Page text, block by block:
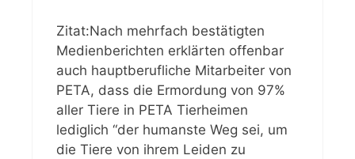
Zitat:Nach mehrfach bestätigten
Medienberichten erklärten offenbar
auch hauptberufliche Mitarbeiter von
PETA, dass die Ermordung von 97%
aller Tiere in PETA Tierheimen
lediglich “der humanste Weg sei, um
die Tiere von ihrem Leiden zu